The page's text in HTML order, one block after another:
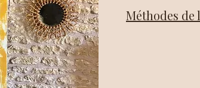
Méthodes